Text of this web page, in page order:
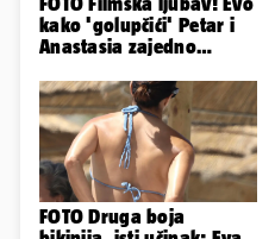
kako 'golupčići' Petar i
Anastasia zajedno
FOTO Druga boja